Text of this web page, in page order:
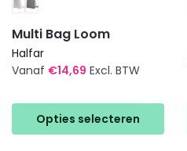
Multi Bag Loom
Halfar
Vanaf €14,69 Excl. BTW
Opties selecteren
product
heeft